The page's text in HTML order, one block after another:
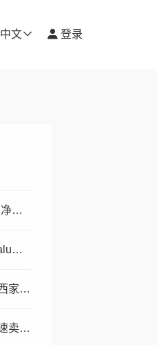
中文 登录
美客多又开新站了！“高净值”蓝海？人均购买力极高的“小而美”
美客多、亚马逊、Magalu集体发力！26年关键信号：平台让
从拼价格到拼体验：巴西家电迈入新消费时代
一边大卖一边卷物流：速卖通618狂飙50%，美客多死磕“周日